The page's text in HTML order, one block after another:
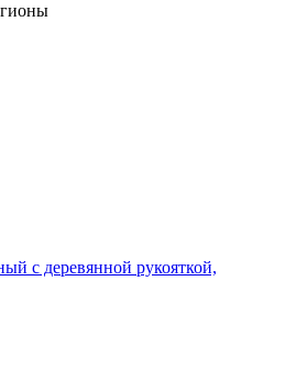
с деревянной рукояткой,